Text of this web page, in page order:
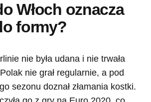
Włoch oznacza
formy?
nie była udana i nie trwała
nie grał regularnie, a pod
sezonu doznał złamania kostki.